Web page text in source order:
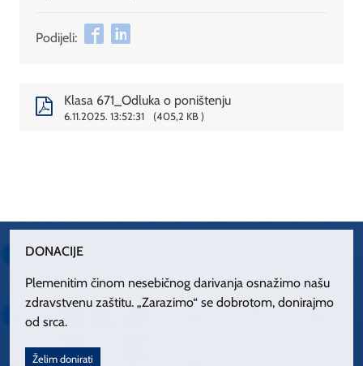
Podijeli:
Klasa 671_Odluka o poništenju
6.11.2025. 13:52:31 405,2 KB
DONACIJE
Plemenitim činom nesebičnog darivanja osnažimo našu
zdravstvenu zaštitu. „Zarazimo“ se dobrotom, donirajmo
od srca.
Želim donirati